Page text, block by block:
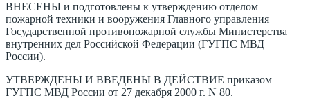
ВНЕСЕНЫ и подготовлены к утверждению отделом
пожарной техники и вооружения Главного управления
Государственной противопожарной службы Министерства
внутренних дел Российской Федерации (ГУГПС МВД
России).
УТВЕРЖДЕНЫ И ВВЕДЕНЫ В ДЕЙСТВИЕ приказом
ГУГПС МВД России от 27 декабря 2000 г. N 80.